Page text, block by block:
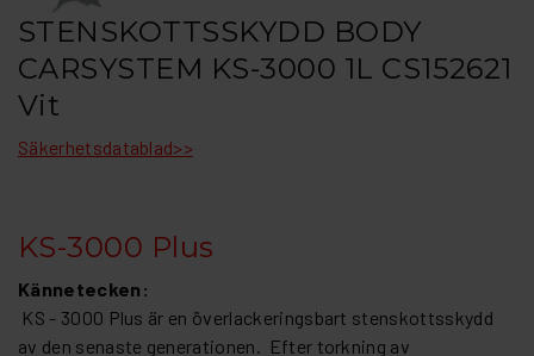
STENSKOTTSSKYDD BODY
CARSYSTEM KS-3000 1L CS152621
Vit
Säkerhetsdatablad>>
KS-3000 Plus
Kännetecken:
KS - 3000 Plus är en överlackeringsbart stenskottsskydd
av den senaste generationen. Efter torkning av